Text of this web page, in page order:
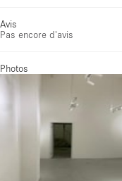
Avis
Pas encore d'avis
Photos